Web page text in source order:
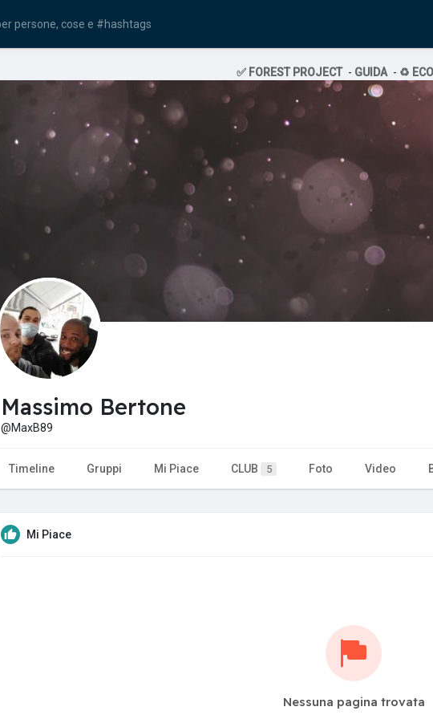
✅ FOREST PROJECT - GUIDA - ♻️
Massimo Bertone
@MaxB89
Timeline Gruppi Mi Piace CLUB 5 Foto Video
Mi Piace
Nessuna pagina trovata